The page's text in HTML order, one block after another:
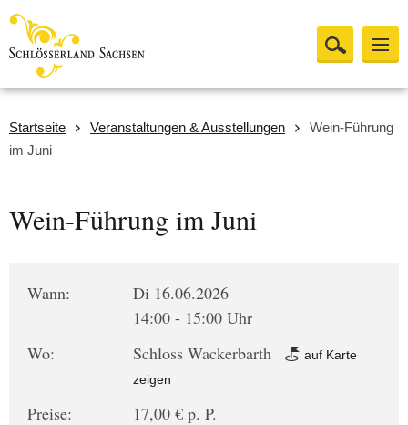
Startseite Veranstaltungen & Ausstellungen
Wein-Führung
im Juni
Wein-Führung im Juni
Wann:
Di 16.06.2026
14:00 - 15:00 Uhr
Wo:
Schloss Wackerbarth
auf Karte
zeigen
Preise:
17,00 € p. P.